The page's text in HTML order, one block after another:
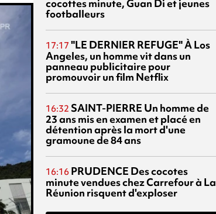
cocottes minute, Guan Di et jeunes
footballeurs
17:17 "LE DERNIER REFUGE"À Los
Angeles, un homme vit dans un
panneau publicitaire pour
promouvoir un film Netflix
16:32 SAINT-PIERRE Un homme de
23 ans mis en examen et placé en
détention après la mort d'une
gramoune de 84 ans
16:16 PRUDENCE Des cocotes
minute vendues chez Carrefour à La
Réunion risquent d'exploser